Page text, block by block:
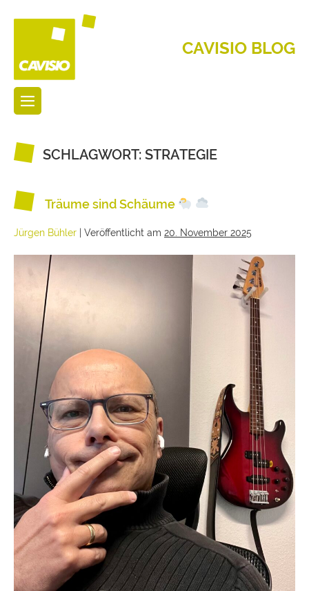
CAVISIO BLOG
SCHLAGWORT: STRATEGIE
Träume sind Schäume
Jürgen Bühler Veröffentlicht am 20. November 2025